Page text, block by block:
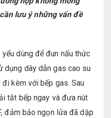
lưu ý những vấn đề
yếu dùng để đun nấu thức
dụng dây dẫn gas cao su
đi kèm với bếp gas. Sau
tắt bếp ngay và đưa nút
đảm bảo ngọn lửa đã dập